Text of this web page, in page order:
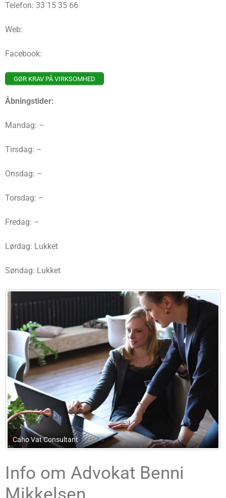
Telefon: 33 15 35 66
Web:
Facebook:
GØR KRAV PÅ VIRKSOMHED
Åbningstider:
Mandag: –
Tirsdag: –
Onsdag: –
Torsdag: –
Fredag: –
Lørdag: Lukket
Søndag: Lukket
Advokatfirmaet Classen ApS
Info om Advokat Benni